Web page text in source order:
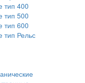
тип 400
тип 500
тип 600
тип Рельс